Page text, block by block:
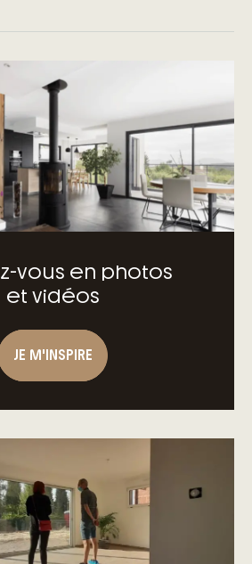
qualité selon les normes
dans le choix et
terrain
conforme à la nouvelle RE
vous en photos
et vidéos
JE M'INSPIRE